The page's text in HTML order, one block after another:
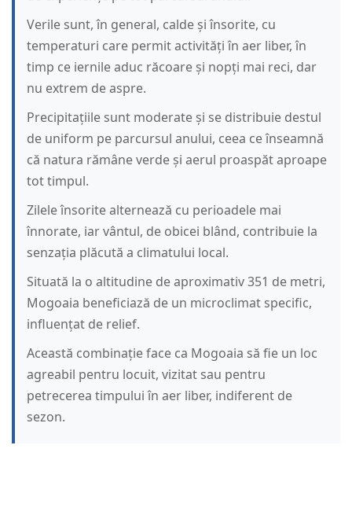
Verile sunt, în general, calde și însorite, cu
temperaturi care permit activități în aer liber, în
timp ce iernile aduc răcoare și nopți mai reci, dar
nu extrem de aspre.
Precipitațiile sunt moderate și se distribuie destul
de uniform pe parcursul anului, ceea ce înseamnă
că natura rămâne verde și aerul proaspăt aproape
tot timpul.
Zilele însorite alternează cu perioadele mai
înnorate, iar vântul, de obicei blând, contribuie la
senzația plăcută a climatului local.
Situată la o altitudine de aproximativ 351 de metri,
Mogoaia beneficiază de un microclimat specific,
influențat de relief.
Această combinație face ca Mogoaia să fie un loc
agreabil pentru locuit, vizitat sau pentru
petrecerea timpului în aer liber, indiferent de
sezon.